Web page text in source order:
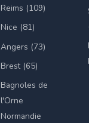
Reims (109)
Nice (81)
Angers (73)
Brest (65)
Bagnoles de
l'Orne
Normandie